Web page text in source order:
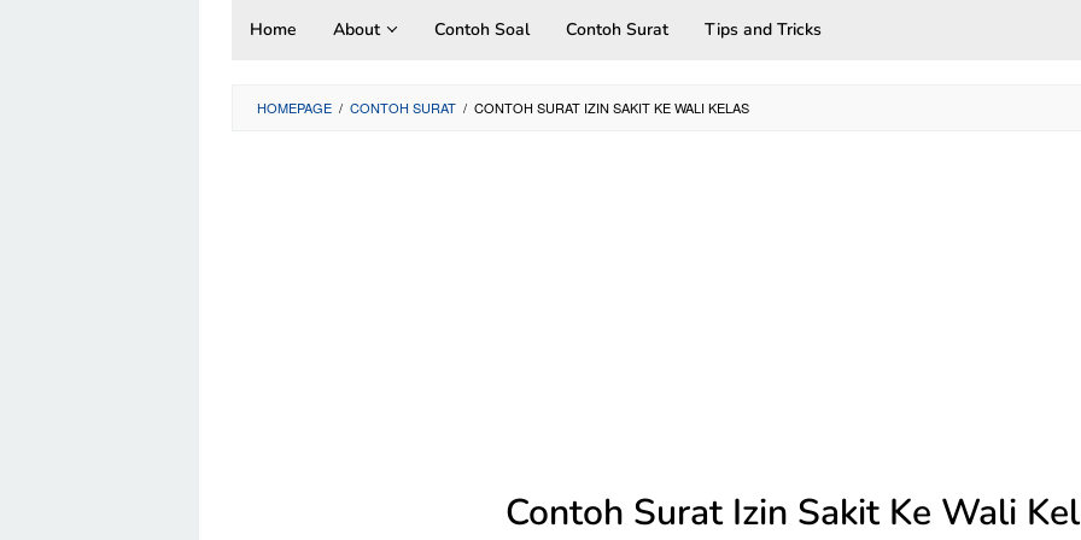
Home About Contoh Soal Contoh Surat Tips and Tricks
HOMEPAGE / CONTOH SURAT / CONTOH SURAT IZIN SAKIT KE WALI KELAS
Contoh Surat Izin Sakit Ke Wali